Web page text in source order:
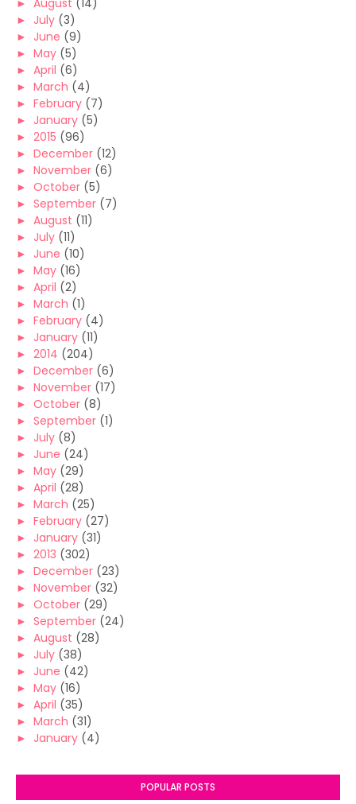
► August (14)
► July (3)
► June (9)
► May (5)
► April (6)
► March (4)
► February (7)
► January (5)
► 2015 (96)
► December (12)
► November (6)
► October (5)
► September (7)
► August (11)
► July (11)
► June (10)
► May (16)
► April (2)
► March (1)
► February (4)
► January (11)
► 2014 (204)
► December (6)
► November (17)
► October (8)
► September (1)
► July (8)
► June (24)
► May (29)
► April (28)
► March (25)
► February (27)
► January (31)
► 2013 (302)
► December (23)
► November (32)
► October (29)
► September (24)
► August (28)
► July (38)
► June (42)
► May (16)
► April (35)
► March (31)
► January (4)
POPULAR POSTS